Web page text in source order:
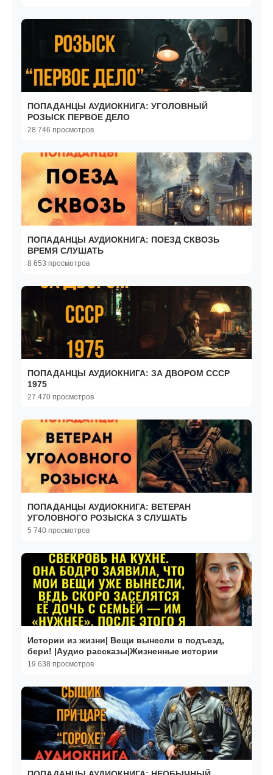
ПОПАДАНЦЫ АУДИОКНИГА: УГОЛОВНЫЙ
РОЗЫСК ПЕРВОЕ ДЕЛО
28 746 просмотров
ПОПАДАНЦЫ АУДИОКНИГА: ПОЕЗД СКВОЗЬ
ВРЕМЯ СЛУШАТЬ
8 653 просмотров
ПОПАДАНЦЫ АУДИОКНИГА: ЗА ДВОРОМ СССР
1975
27 470 просмотров
ПОПАДАНЦЫ АУДИОКНИГА: ВЕТЕРАН
УГОЛОВНОГО РОЗЫСКА 3 CЛУШАТЬ
5 740 просмотров
Истории из жизни| Вещи вынесли в подъезд,
бери! |Аудио рассказы|Жизненные истории
19 638 просмотров